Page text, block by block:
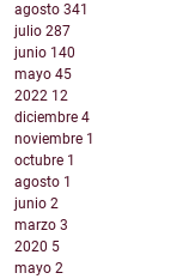
agosto 341
julio 287
junio 140
mayo 45
2022 12
diciembre 4
noviembre 1
octubre 1
agosto 1
junio 2
marzo 3
2020 5
mayo 2